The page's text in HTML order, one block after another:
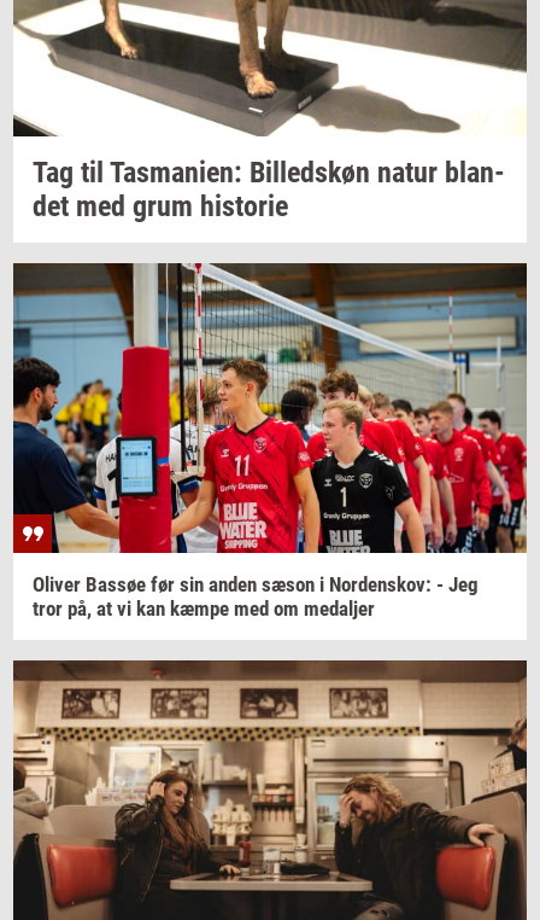
Tag til Tas­ma­ni­en: Bil­leds­køn natur blan­
det med grum hi­sto­rie
Oli­ver Bas­søe før sin anden sæson i Nor­denskov: - Jeg
tror på, at vi kan kæmpe med om me­dal­jer